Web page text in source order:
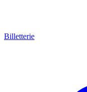
Billetterie